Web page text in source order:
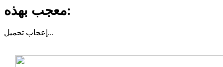
معجب بهذه:
إعجاب تحميل...